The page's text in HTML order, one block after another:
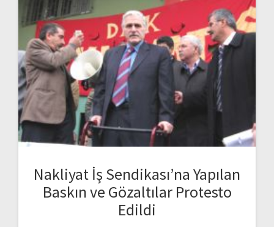
Nakliyat İş Sendikası’na Yapılan
Baskın ve Gözaltılar Protesto
Edildi